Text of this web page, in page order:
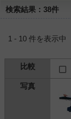
検索結果：38件
1 - 10 件を表示中